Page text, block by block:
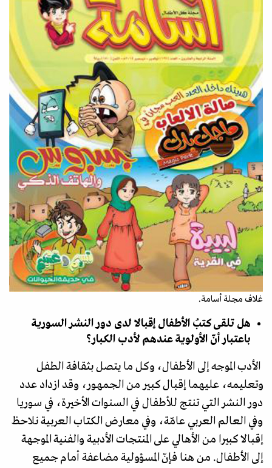
غلاف مجلة أسامة.
هل تلقى كتبُ الأطفال إقبالا لدى دور النشر السورية
باعتبار أنّ الأولوية عندهم لأدب الكبار؟
الأدب الموجه إلى الأطفال، وكل ما يتصل بثقافة الطفل
وتعليمه، عليهما إقبال كبير من الجمهور، وقد ازداد عدد
دور النشر التي تنتج للأطفال في السنوات الأخيرة، في سوريا
وفي العالم العربي عامّة، وفي معارض الكتاب العربية نلاحظ
إقبالا كبيرا من الأهالي على المنتجات الأدبية والفنية الموجهة
إلى الأطفال. من هنا فإنّ المسؤولية مضاعفة أمام جميع